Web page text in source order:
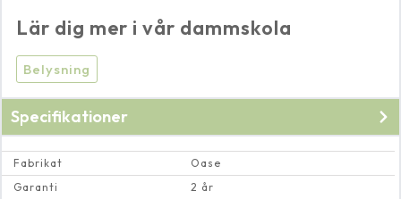
Lär dig mer i vår dammskola
Belysning
Specifikationer
Fabrikat
Oase
Garanti
2 år